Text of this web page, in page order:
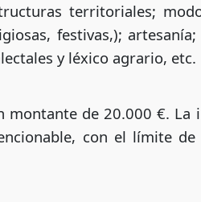
territoriales;
festivas,);
y léxico agrario, etc.
montante de 20.000 €. La
con el límite